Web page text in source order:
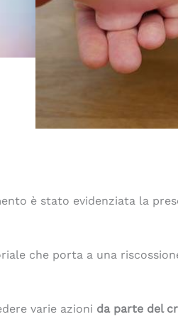
è stato evidenziata la
che porta a una
varie azioni da parte del